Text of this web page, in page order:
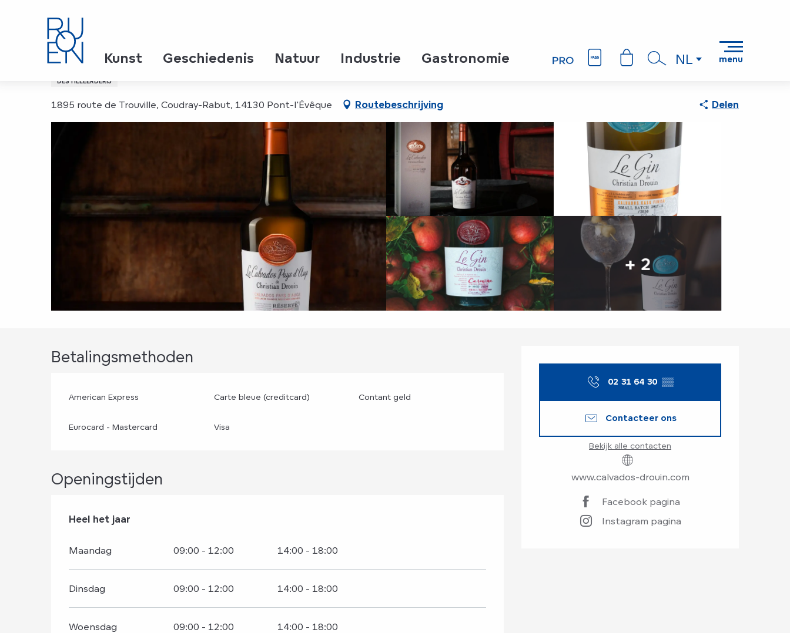
NL menu
Kunst Geschiedenis Natuur Industrie Gastronomie
Calvados Christian Drouin
DESTILLEERDERIJ
1895 route de Trouville, Coudray-Rabut, 14130 Pont-l'Évêque Routebeschrijving Delen
+ 2
Openingstijden
02 31 64 30 ▒▒
Contacteer ons
Bekijk alle contacten
www.calvados-drouin.com
Facebook pagina
Instagram pagina
Betalingsmethoden
American Express Carte bleue (creditcard) Contant geld
Eurocard - Mastercard Visa
Openingstijden
Heel het jaar
Heel het jaar
Maandag 09:00 - 12:00 14:00 - 18:00
Dinsdag 09:00 - 12:00 14:00 - 18:00
Woensdag 09:00 - 12:00 14:00 - 18:00